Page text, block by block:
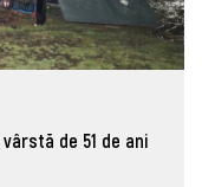
de 51 de ani